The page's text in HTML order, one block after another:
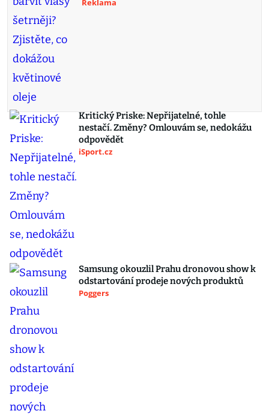
Reklama
Kritický Priske: Nepřijatelné, tohle
nestačí. Změny? Omlouvám se, nedokážu
odpovědět
iSport.cz
Samsung okouzlil Prahu dronovou show k
odstartování prodeje nových produktů
Poggers